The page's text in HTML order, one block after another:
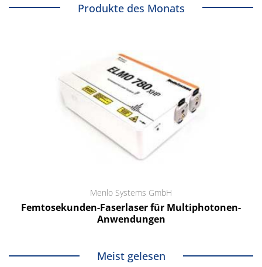
Produkte des Monats
Menlo Systems GmbH
Femtosekunden-Faserlaser für Multiphotonen-
Anwendungen
Meist gelesen